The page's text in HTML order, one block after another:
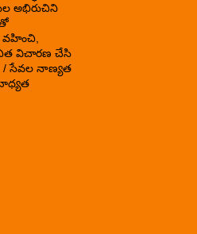
అభిరుచిని
వహించి,
విచారణ చేసి
/ సేవల నాణ్యత